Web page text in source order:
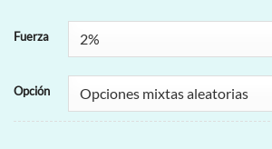
Fuerza
Opción